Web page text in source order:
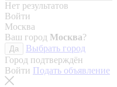
Нет результатов
Войти
Москва
Ваш город Москва?
Да
Выбрать город
Город подтверждён
Войти Подать объявление